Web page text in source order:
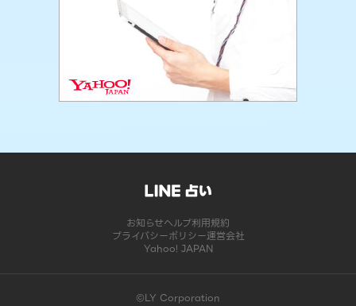
お知らせヘルプ利用規約
プライバシーポリシー運営会社
Yahoo! JAPAN
©LY Corporation